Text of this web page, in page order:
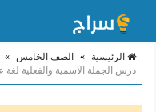
الرئيسية » الصف الخامس »
درس الجملة الاسمية والفعلية